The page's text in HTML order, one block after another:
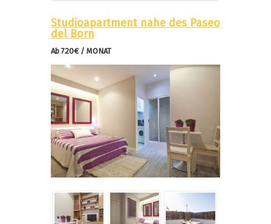
Studioapartment nahe des Paseo
del Born
Ab 720€ / MONAT